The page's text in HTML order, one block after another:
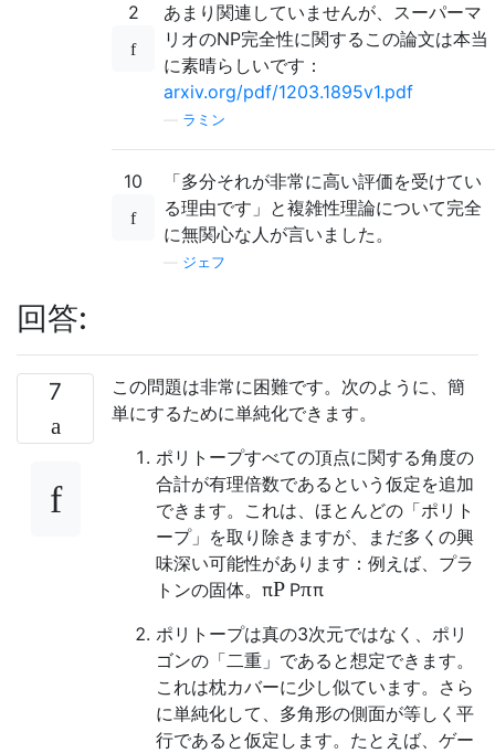
2
あまり関連していませんが、スーパーマ
リオのNP完全性に関するこの論文は本当
に素晴らしいです：
arxiv.org/pdf/1203.1895v1.pdf
ラミン
10
「多分それが非常に高い評価を受けてい
る理由です」と複雑性理論について完全
に無関心な人が言いました。
ジェフ
回答:
7
この問題は非常に困難です。次のように、簡
単にするために単純化できます。
ポリトープすべての頂点に関する角度の
合計が有理倍数であるという仮定を追加
できます。これは、ほとんどの「ポリト
ープ」を取り除きますが、まだ多くの興
味深い可能性があります：例えば、プラ
トンの固体。 πP Pππ
ポリトープは真の3次元ではなく、ポリ
ゴンの「二重」であると想定できます。
これは枕カバーに少し似ています。さら
に単純化して、多角形の側面が等しく平
行であると仮定します。たとえば、ゲー